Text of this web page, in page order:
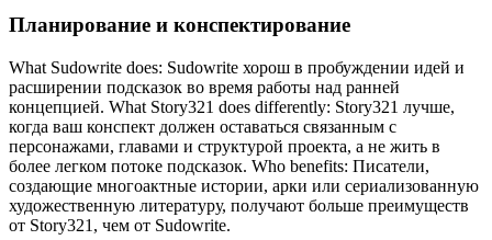
Планирование и конспектирование
What Sudowrite does: Sudowrite хорош в пробуждении идей и
расширении подсказок во время работы над ранней
концепцией. What Story321 does differently: Story321 лучше,
когда ваш конспект должен оставаться связанным с
персонажами, главами и структурой проекта, а не жить в
более легком потоке подсказок. Who benefits: Писатели,
создающие многоактные истории, арки или сериализованную
художественную литературу, получают больше преимуществ
от Story321, чем от Sudowrite.